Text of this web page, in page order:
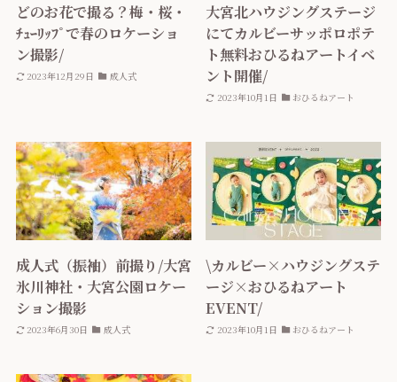
どのお花で撮る？梅・桜・
ﾁｭｰﾘｯﾌﾟで春のロケーショ
ン撮影/
2023年12月29日 成人式
大宮北ハウジングステージ
にてカルビーサッポロポテ
ト無料おひるねアートイベ
ント開催/
2023年10月1日 おひるねアート
成人式（振袖）前撮り/大宮
氷川神社・大宮公園ロケー
ション撮影
2023年6月30日 成人式
\カルビー×ハウジングステ
ージ×おひるねアート
EVENT/
2023年10月1日 おひるねアート